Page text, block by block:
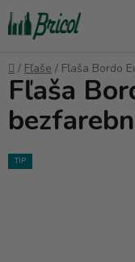
Prejsť
na
obsah
Domov
/ Fľaše / Fľaša Bordo
Fľaša
TIP